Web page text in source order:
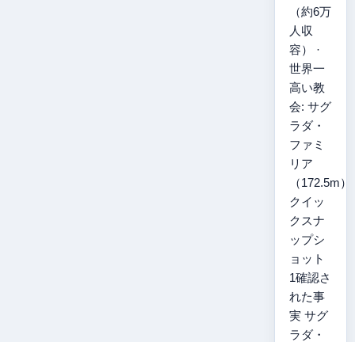
（約6万
人収
容） ·
世界一
高い教
会: サグ
ラダ・
ファミ
リア
（172.5m）
クイッ
クスナ
ップシ
ョット
1確認さ
れた事
実 サグ
ラダ・